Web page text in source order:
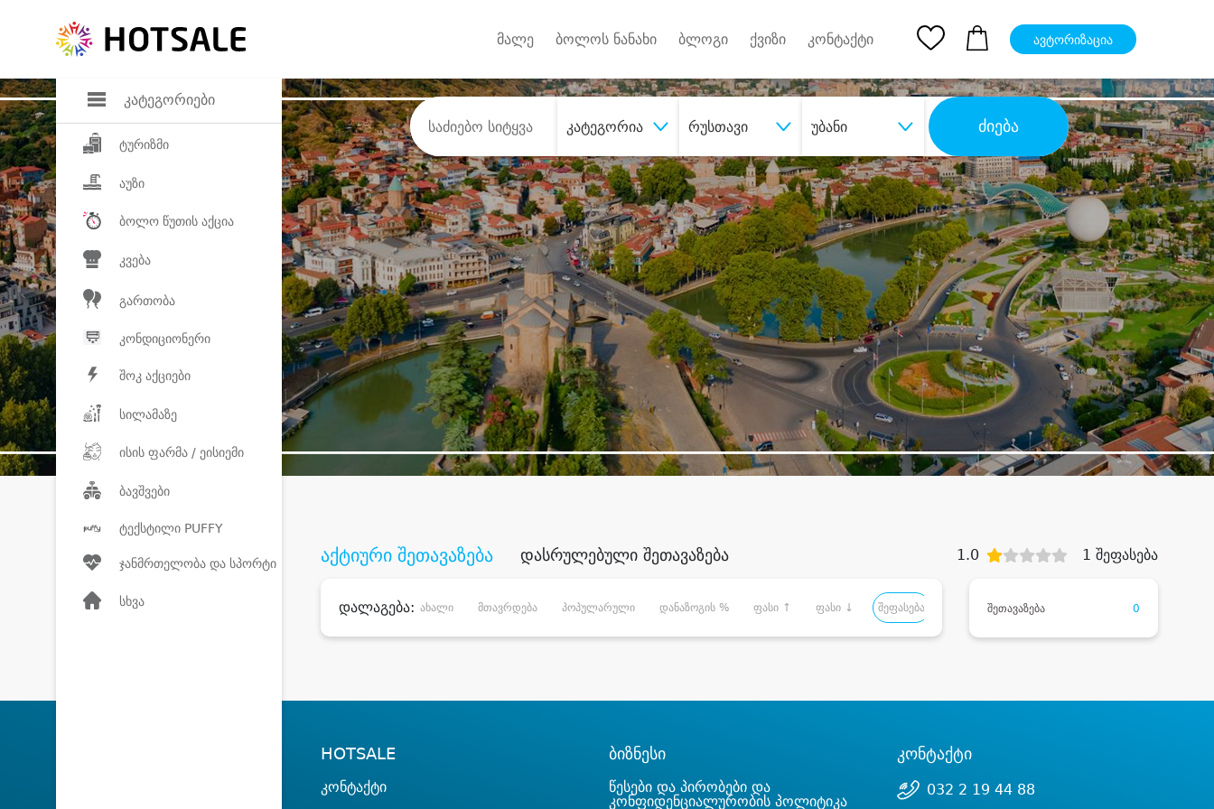
კატეგორიები
ტურიზმი
აუზი
ბოლო წუთის აქცია
კვება
გართობა
კონდიციონერი
შოკ აქციები
სილამაზე
ისის ფარმა / ეისიემი
ბავშვები
ტექსტილი PUFFY
ჯანმრთელობა და სპორტი
სხვა
მალე ბოლოს ნანახი ბლოგი ქვიზი კონტაქტი ავტორიზაცია
კატეგორია რუსთავი უბანი ძიება
შეიძინესასურველი მომსახურებადიდი დანაზოგით
აქტიური შეთავაზება დასრულებული შეთავაზება 1.0 1 შეფასება
დალაგება: ახალი მთავრდება პოპულარული დანაზოგის % ფასი ↑ ფასი ↓ შეფასება შეთავაზება 0
HOTSALE
კონტაქტი
ბიზნესი
წესები და პირობები და
კონფიდენციალურობის პოლიტიკა
კონტაქტი
032 2 19 44 88